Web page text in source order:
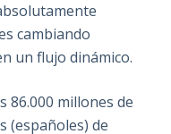
cambiando
un flujo dinámico.
86.000 millones de
(españoles) de